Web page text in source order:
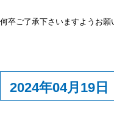
何卒ご了承下さいますようお願
2024年04月19日